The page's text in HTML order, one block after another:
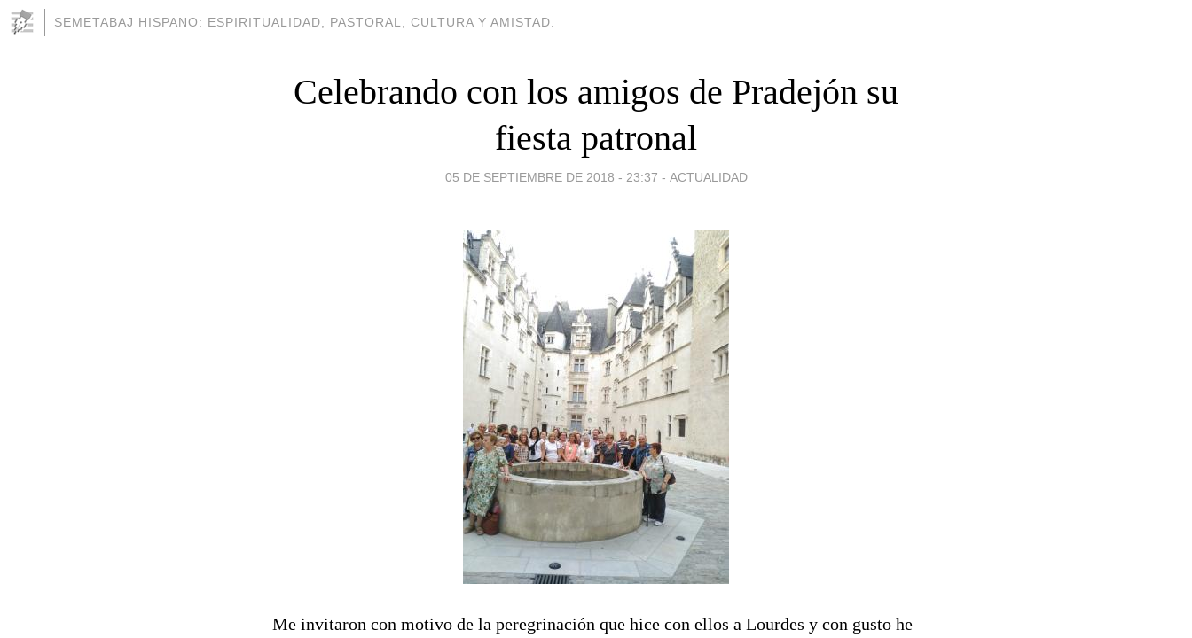
SEMETABAJ HISPANO: ESPIRITUALIDAD, PASTORAL, CULTURA Y AMISTAD.
Celebrando con los amigos de Pradejón su
fiesta patronal
05 DE SEPTIEMBRE DE 2018 - 23:37 - ACTUALIDAD
Me invitaron con motivo de la peregrinación que hice con ellos a Lourdes y con gusto he